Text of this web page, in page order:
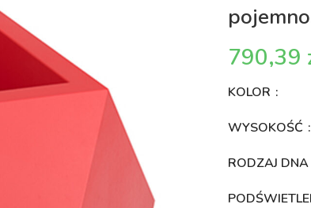
KOLOR
WYSOKOŚĆ
RODZAJ DNA